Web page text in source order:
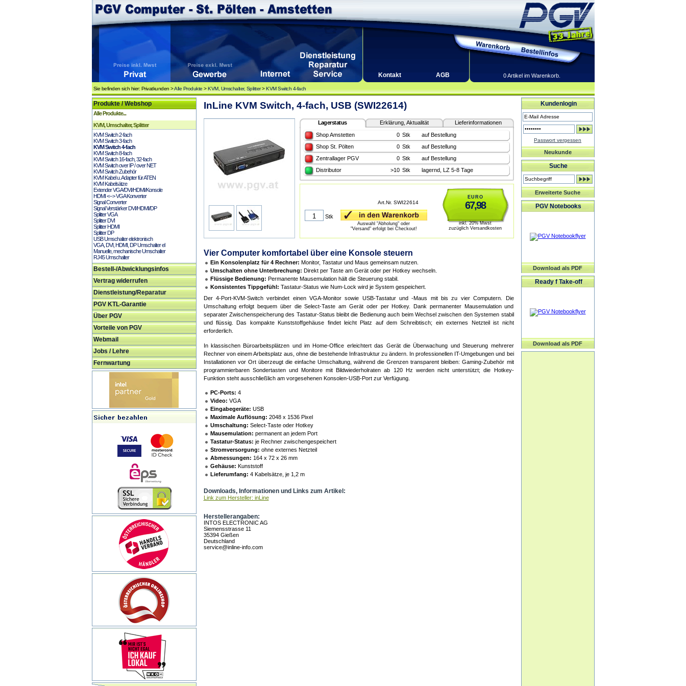
Kontakt AGB 0 Artikel im Warenkorb.
Sie befinden sich hier: Privatkunden >Alle Produkte >KVM, Umschalter, Splitter>KVM Switch 4-fach
Produkte / Webshop
Alle Produkte...
KVM, Umschalter, Splitter
KVM Switch 2-fach
KVM Switch 3-fach
KVM Switch 4-fach
KVM Switch 8-fach
KVM Switch 16-fach, 32-fach
KVM Switch over IP / over NET
KVM Switch Zubehör
KVM Kabel u. Adapter für ATEN
KVM Kabelsätze
Extender VGA/DVI/HDMI/Konsole
HDMI <--> VGA Konverter
Signal Converter
Signal Verstärker DVI/HDMI/DP
Splitter VGA
Splitter DVI
Splitter HDMI
Splitter DP
USB Umschalter elektronisch
VGA, DVI, HDMI, DP Umschalter el
Manuelle, mechanische Umschalter
RJ45 Umschalter
Bestell-/Abwicklungsinfos
Vertrag widerrufen
Dienstleistung/Reparatur
PGV KTL-Garantie
Über PGV
Vorteile von PGV
Webmail
Jobs / Lehre
Fernwartung
InLine KVM Switch, 4-fach, USB (SWI22614)
Lagerstatus Erklärung, Aktualität
Lieferinformationen
Shop Amstetten
0 Stk
auf Bestellung
Shop St. Pölten
0 Stk
auf Bestellung
Zentrallager PGV
0 Stk
auf Bestellung
Distributor
>10 Stk lagernd, LZ 5-8 Tage
EURO
67,98
inkl. 20% Mwst
zuzüglich Versandkosten
Art.Nr. SWI22614
Stk
Auswahl "Abholung" oder
"Versand" erfolgt bei Checkout!
Vier Computer komfortabel über eine Konsole steuern
Ein Konsolenplatz für 4 Rechner: Monitor, Tastatur und Maus gemeinsam nutzen.
Umschalten ohne Unterbrechung: Direkt per Taste am Gerät oder per Hotkey wechseln.
Flüssige Bedienung: Permanente Mausemulation hält die Steuerung stabil.
Konsistentes Tippgefühl: Tastatur-Status wie Num-Lock wird je System gespeichert.
Der 4-Port-KVM-Switch verbindet einen VGA-Monitor sowie USB-Tastatur und -Maus mit bis zu vier Computern. Die
Umschaltung erfolgt bequem über die Select-Taste am Gerät oder per Hotkey. Dank permanenter Mausemulation und
separater Zwischenspeicherung des Tastatur-Status bleibt die Bedienung auch beim Wechsel zwischen den Systemen stabil
und flüssig. Das kompakte Kunststoffgehäuse findet leicht Platz auf dem Schreibtisch; ein externes Netzteil ist nicht
erforderlich.
In klassischen Büroarbeitsplätzen und im Home-Office erleichtert das Gerät die Überwachung und Steuerung mehrerer
Rechner von einem Arbeitsplatz aus, ohne die bestehende Infrastruktur zu ändern. In professionellen IT-Umgebungen und bei
Installationen vor Ort überzeugt die einfache Umschaltung, während die Grenzen transparent bleiben: Gaming-Zubehör mit
programmierbaren Sondertasten und Monitore mit Bildwiederholraten ab 120 Hz werden nicht unterstützt; die Hotkey-
Funktion steht ausschließlich am vorgesehenen Konsolen-USB-Port zur Verfügung.
PC-Ports: 4
Video: VGA
Eingabegeräte: USB
Maximale Auflösung: 2048 x 1536 Pixel
Umschaltung: Select-Taste oder Hotkey
Mausemulation: permanent an jedem Port
Tastatur-Status: je Rechner zwischengespeichert
Stromversorgung: ohne externes Netzteil
Abmessungen: 164 x 72 x 26 mm
Gehäuse: Kunststoff
Lieferumfang: 4 Kabelsätze, je 1,2 m
Downloads, Informationen und Links zum Artikel:
Link zum Hersteller: inLine
Herstellerangaben:
INTOS ELECTRONIC AG
Siemensstrasse 11
35394 Gießen
Deutschland
service@inline-info.com
Kundenlogin
Passwort vergessen
Neukunde
Suche
Erweiterte Suche
PGV Notebooks
Download als PDF
Ready f Take-off
Download als PDF